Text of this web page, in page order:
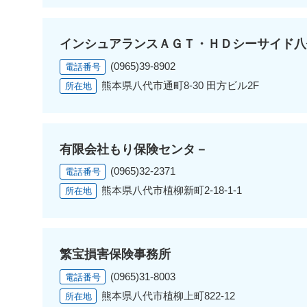
インシュアランスＡＧＴ・ＨＤシーサイド
電話番号 (0965)39-8902
所在地 熊本県八代市通町8-30 田方ビル2F
有限会社もり保険センタ－
電話番号 (0965)32-2371
所在地 熊本県八代市植柳新町2-18-1-1
繁宝損害保険事務所
電話番号 (0965)31-8003
所在地 熊本県八代市植柳上町822-12